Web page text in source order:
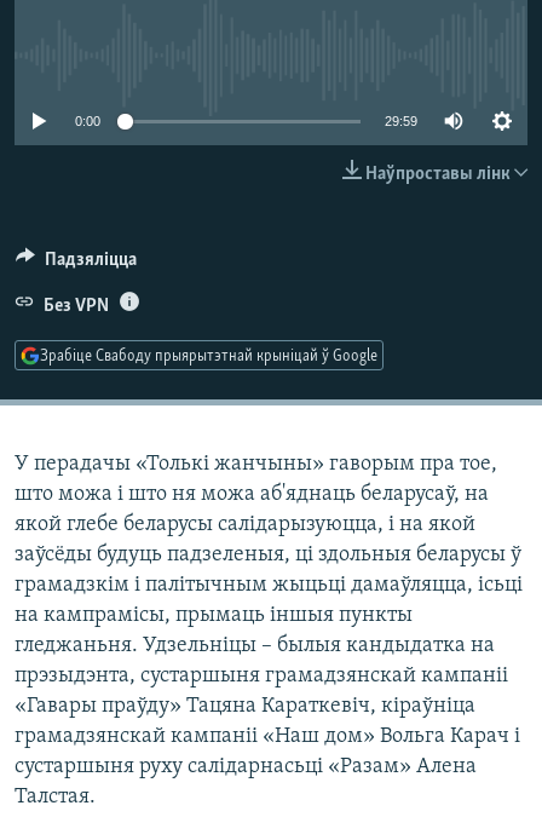
0:00 29:59
Наўпроставы лінк
Падзяліцца
Без VPN
Зрабіце Свабоду прыярытэтнай крыніцай ў Google
У перадачы «Толькі жанчыны» гаворым пра тое,
што можа і што ня можа аб'яднаць беларусаў, на
якой глебе беларусы салідарызуюцца, і на якой
заўсёды будуць падзеленыя, ці здольныя беларусы ў
грамадзкім і палітычным жыцьці дамаўляцца, ісьці
на кампрамісы, прымаць іншыя пункты
гледжаньня. Удзельніцы – былыя кандыдатка на
прэзыдэнта, сустаршыня грамадзянскай кампаніі
«Гавары праўду» Тацяна Караткевіч, кіраўніца
грамадзянскай кампаніі «Наш дом» Вольга Карач і
сустаршыня руху салідарнасьці «Разам» Алена
Талстая.